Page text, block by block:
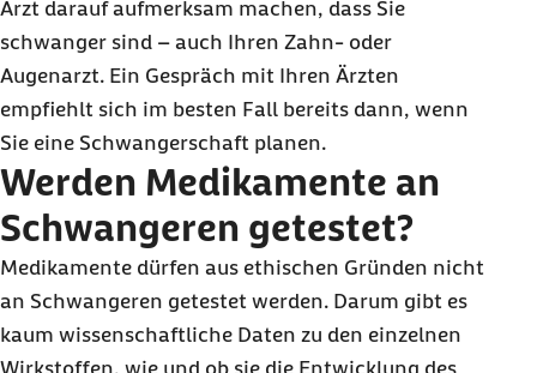
Arzt darauf aufmerksam machen, dass Sie
schwanger sind – auch Ihren Zahn- oder
Augenarzt. Ein Gespräch mit Ihren Ärzten
empfiehlt sich im besten Fall bereits dann, wenn
Sie eine Schwangerschaft planen.
Werden Medikamente an
Schwangeren getestet?
Medikamente dürfen aus ethischen Gründen nicht
an Schwangeren getestet werden. Darum gibt es
kaum wissenschaftliche Daten zu den einzelnen
Wirkstoffen, wie und ob sie die Entwicklung des